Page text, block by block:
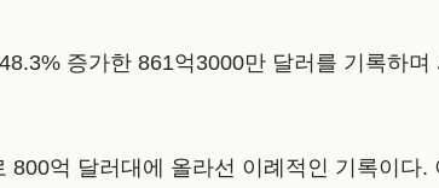
증가한 861억3000만 달러를 기록하며
억 달러대에 올라선 이례적인 기록이다.